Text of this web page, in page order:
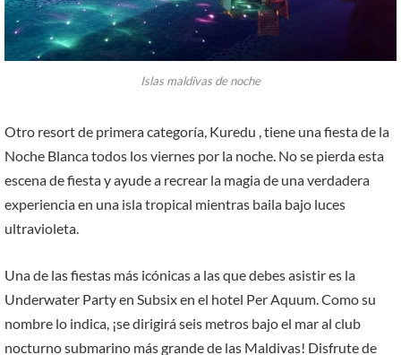
Islas maldivas de noche
Otro resort de primera categoría, Kuredu , tiene una fiesta de la
Noche Blanca todos los viernes por la noche. No se pierda esta
escena de fiesta y ayude a recrear la magia de una verdadera
experiencia en una isla tropical mientras baila bajo luces
ultravioleta.
Una de las fiestas más icónicas a las que debes asistir es la
Underwater Party en Subsix en el hotel Per Aquum. Como su
nombre lo indica, ¡se dirigirá seis metros bajo el mar al club
nocturno submarino más grande de las Maldivas! Disfrute de